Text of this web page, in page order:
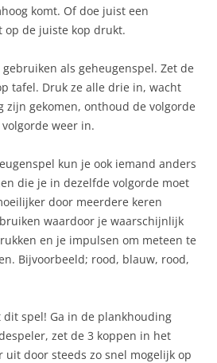
komt. Of doe juist een
de juiste kop drukt.
als geheugenspel. Zet de
tafel. Druk ze alle drie in, wacht
zijn gekomen, onthoud de volgorde
weer in.
kun je ook iemand anders
die je in dezelfde volgorde moet
door meerdere keren
waardoor je waarschijnlijk
en je impulsen om meteen te
Bijvoorbeeld; rood, blauw, rood,
dit spel! Ga in de plankhouding
zet de 3 koppen in het
uit door steeds zo snel mogelijk op